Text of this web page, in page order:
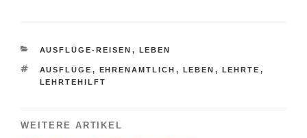
KATEGORIEN
AUSFLÜGE-REISEN , LEBEN
SCHLAGWÖRTER
AUSFLÜGE , EHRENAMTLICH , LEBEN , LEHRTE ,
LEHRTEHILFT
WEITERE ARTIKEL